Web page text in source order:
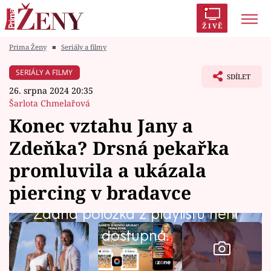
ŽIVĚ
Módní alarm
Témata
Celebrity
Vztahy
Seriály
Prima Ženy ■ Seriály a filmy
SERIÁLY A FILMY
26. srpna 2024 20:35
Šarlota Chmelařová
SDÍLET
Konec vztahu Jany a
Zdeňka? Drsná pekařka
promluvila a ukázala
piercing v bradavce
Žádná položka z playlistu není
dostupná.